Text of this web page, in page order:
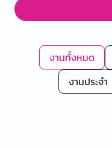
งานทั้งหมด
งานประจำ